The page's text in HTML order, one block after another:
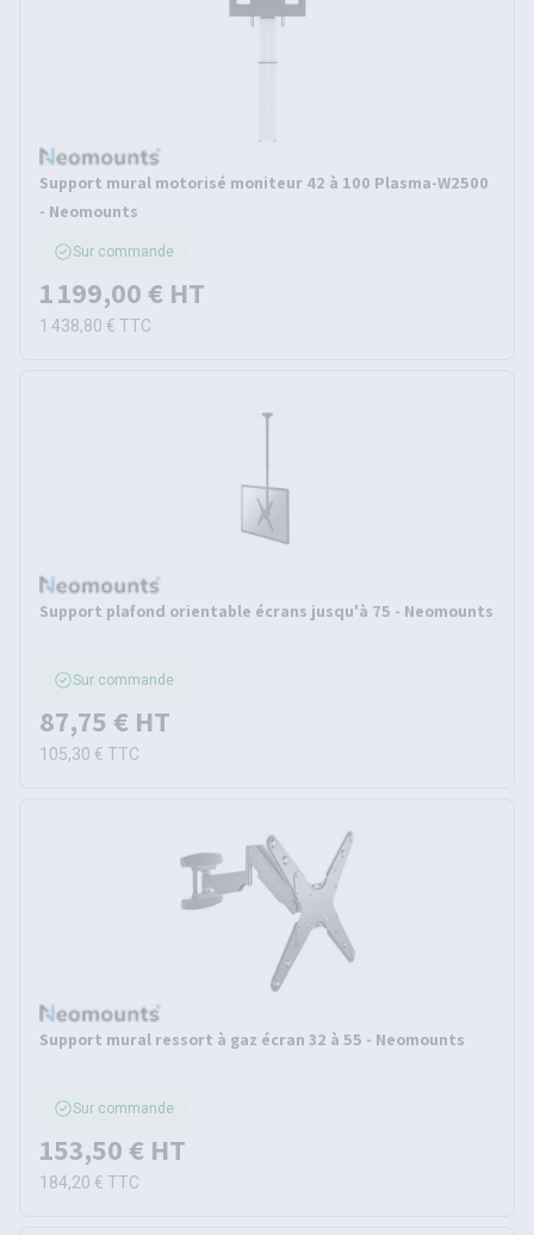
Support mural motorisé moniteur 42 à 100 Plasma-W2500
- Neomounts
Sur commande
1 199,00 € HT
1 438,80 € TTC
Support plafond orientable écrans jusqu'à 75 - Neomounts
Sur commande
87,75 € HT
105,30 € TTC
Support mural ressort à gaz écran 32 à 55 - Neomounts
Sur commande
153,50 € HT
184,20 € TTC